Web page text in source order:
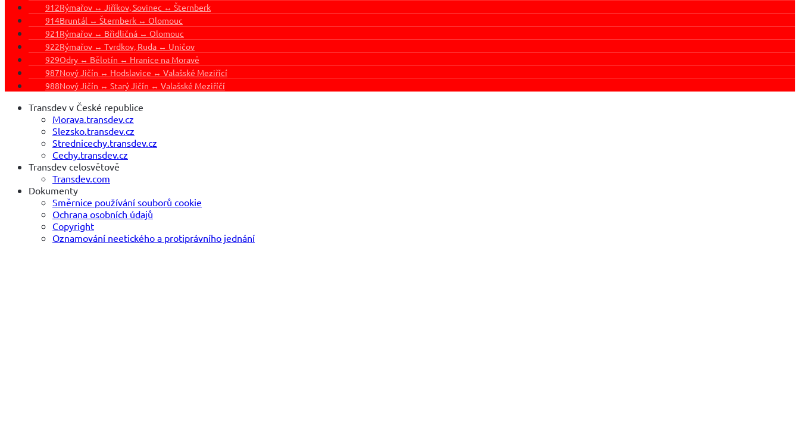
912Rýmařov ↔ Jiříkov, Sovinec ↔ Šternberk
914Bruntál ↔ Šternberk ↔ Olomouc
921Rýmařov ↔ Břidličná ↔ Olomouc
922Rýmařov ↔ Tvrdkov, Ruda ↔ Uničov
929Odry ↔ Bělotín ↔ Hranice na Moravě
987Nový Jičín ↔ Hodslavice ↔ Valašské Meziřící
988Nový Jičín ↔ Starý Jičín ↔ Valašské Meziříčí
Transdev v České republice
Morava.transdev.cz
Slezsko.transdev.cz
Strednicechy.transdev.cz
Cechy.transdev.cz
Transdev celosvětově
Transdev.com
Dokumenty
Směrnice používání souborů cookie
Ochrana osobních údajů
Copyright
Oznamování neetického a protiprávního jednání